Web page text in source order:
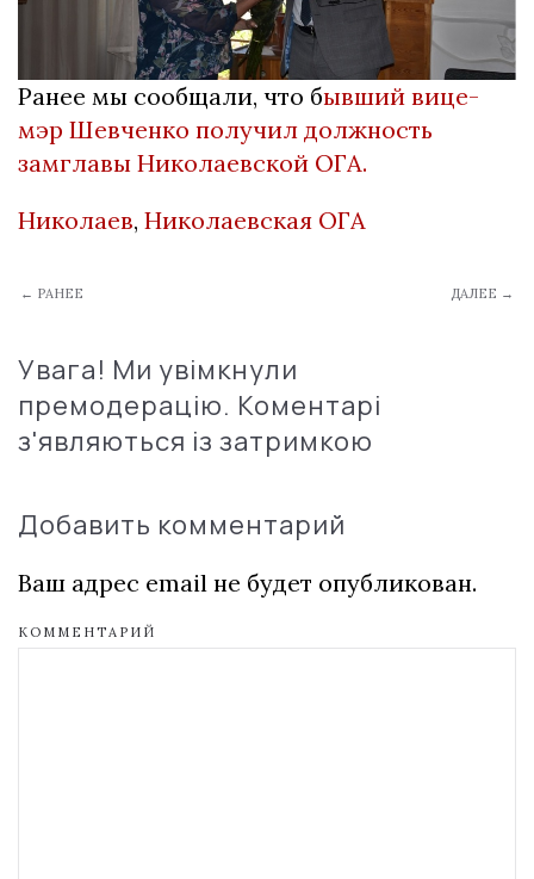
Ранее мы сообщали, что бывший вице-
мэр Шевченко получил должность
замглавы Николаевской ОГА.
Николаев, Николаевская ОГА
← РАНЕЕ ДАЛЕЕ →
Увага! Ми увімкнули
премодерацію. Коментарі
з'являються із затримкою
Добавить комментарий
Ваш адрес email не будет опубликован.
КОММЕНТАРИЙ